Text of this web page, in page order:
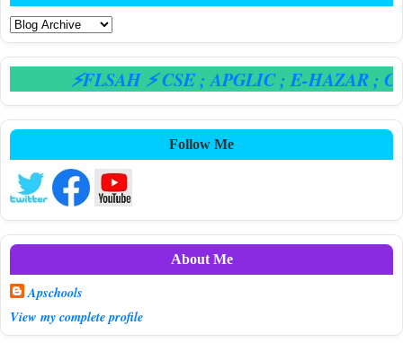
⚡FLSAH ⚡ CSE; APGLIC; E-HAZAR; CPS
Follow Me
About Me
Apschools
View my complete profile